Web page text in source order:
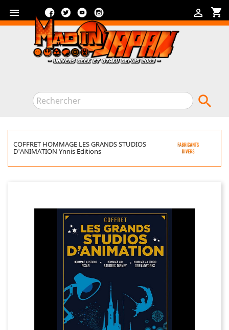
 shopping_cart

FacebookTwitterYouTube

COFFRET HOMMAGE LES GRANDS STUDIOS
D'ANIMATION Ynnis Editions